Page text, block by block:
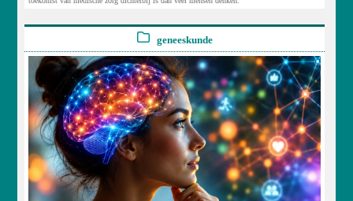
geneeskunde